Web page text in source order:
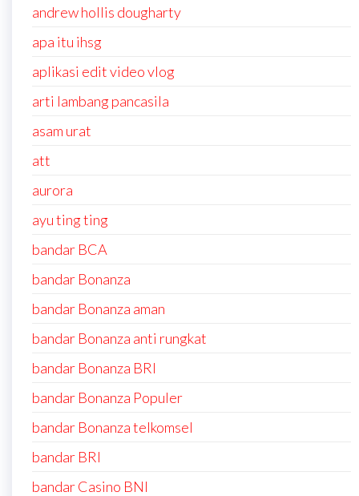
andrew hollis dougharty
apa itu ihsg
aplikasi edit video vlog
arti lambang pancasila
asam urat
att
aurora
ayu ting ting
bandar BCA
bandar Bonanza
bandar Bonanza aman
bandar Bonanza anti rungkat
bandar Bonanza BRI
bandar Bonanza Populer
bandar Bonanza telkomsel
bandar BRI
bandar Casino BNI